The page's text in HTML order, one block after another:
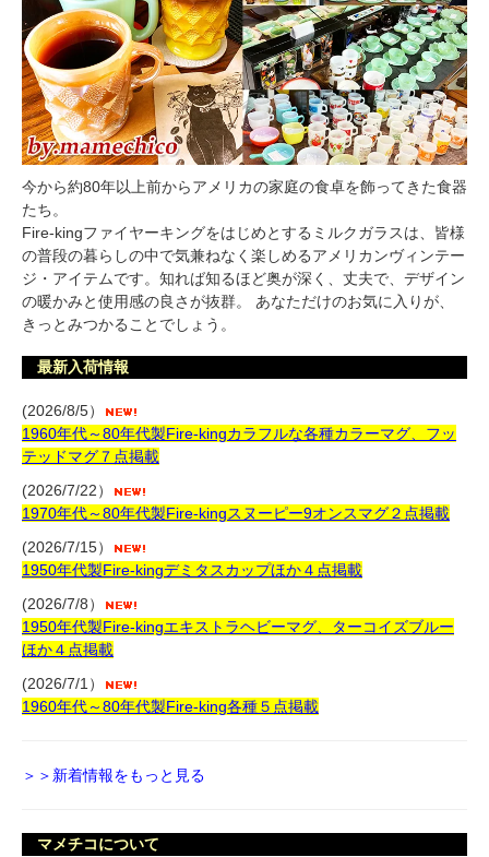
今から約80年以上前からアメリカの家庭の食卓を飾ってきた食器
たち。
Fire-kingファイヤーキングをはじめとするミルクガラスは、皆様
の普段の暮らしの中で気兼ねなく楽しめるアメリカンヴィンテー
ジ・アイテムです。知れば知るほど奥が深く、丈夫で、デザイン
の暖かみと使用感の良さが抜群。 あなただけのお気に入りが、
きっとみつかることでしょう。
最新入荷情報
(2026/8/5）
1960年代～80年代製Fire-kingカラフルな各種カラーマグ、フッ
テッドマグ７点掲載
(2026/7/22）
1970年代～80年代製Fire-kingスヌーピー9オンスマグ２点掲載
(2026/7/15）
1950年代製Fire-kingデミタスカップほか４点掲載
(2026/7/8）
1950年代製Fire-kingエキストラヘビーマグ、ターコイズブルー
ほか４点掲載
(2026/7/1）
1960年代～80年代製Fire-king各種５点掲載
＞＞新着情報をもっと見る
マメチコについて